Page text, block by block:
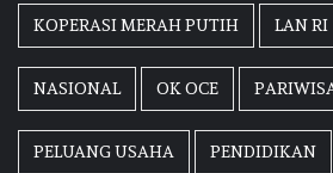
KOPERASI MERAH PUTIH LAN RI
NASIONAL OK OCE
PELUANG USAHA PENDIDIKAN